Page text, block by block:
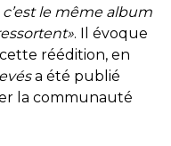
le même album
. Il évoque
réédition, en
a été publié
la communauté